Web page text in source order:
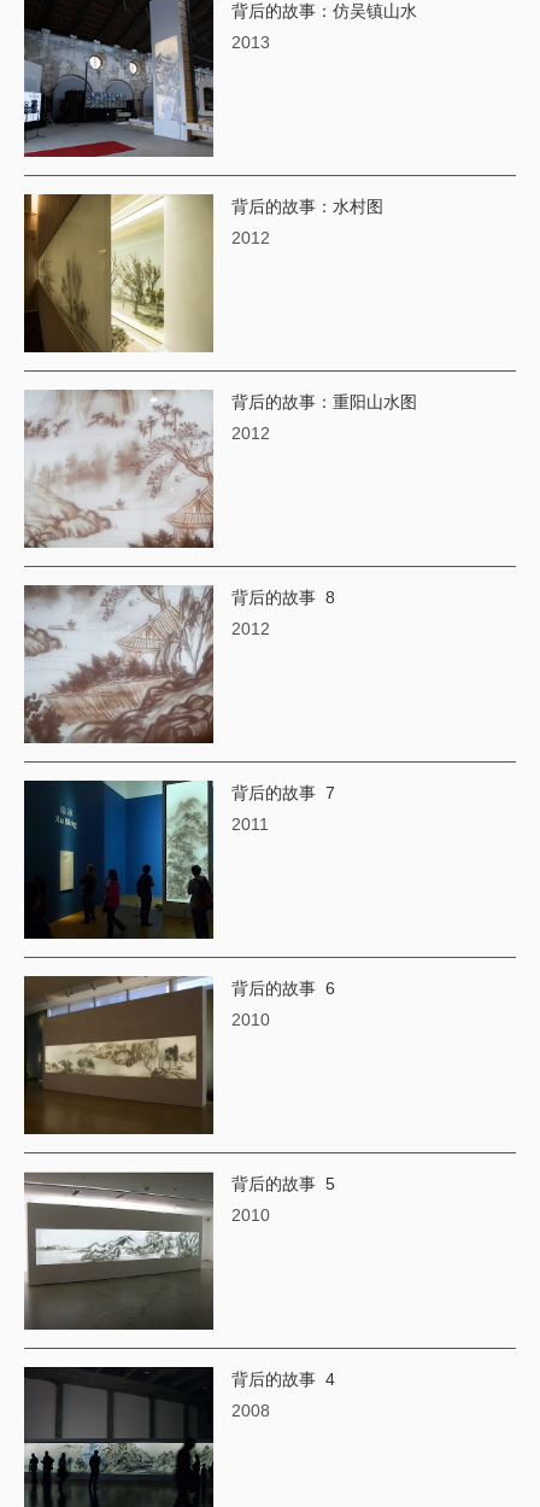
背后的故事：仿吴镇山水
2013
背后的故事：水村图
2012
背后的故事：重阳山水图
2012
背后的故事 8
2012
背后的故事 7
2011
背后的故事 6
2010
背后的故事 5
2010
背后的故事 4
​2008